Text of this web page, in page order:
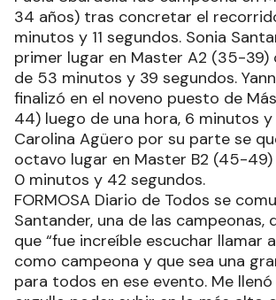
34 años) tras concretar el
minutos y 11 segundos. Sonia
primer lugar en Master A2 (35-39)
de 53 minutos y 39 segundos.
finalizó en el noveno puesto de
44) luego de una hora, 6 minutos
Carolina Agüero por su parte se
octavo lugar en Master B2 (45-
0 minutos y 42 segundos.
FORMOSA Diario de Todos se
Santander, una de las campeonas,
que “fue increíble escuchar llamar
como campeona y que sea una
para todos en ese evento. Me